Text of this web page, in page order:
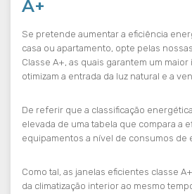
A+
Se pretende aumentar a eficiência
casa ou apartamento, opte pelas
Classe A+, as quais garantem um
otimizam a entrada da luz natural e a
De referir que a classificação
elevada de uma tabela que compara a
equipamentos a nível de consumos de
Como tal, as janelas eficientes classe
da climatização interior ao mesmo